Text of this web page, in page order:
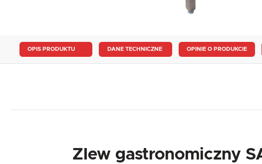
OPIS PRODUKTU DANE TECHNICZNE OPINIE O PRODUKCIE
Zlew gastronomiczny